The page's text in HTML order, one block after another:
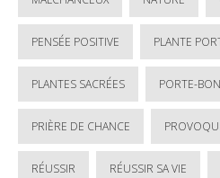
PENSÉE POSITIVE PLANTE
PLANTES SACRÉES PORTE-
PRIÈRE DE CHANCE
RÉUSSIR RÉUSSIR SA VIE